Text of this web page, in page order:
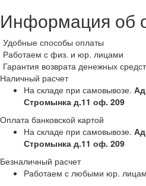
Информация об
Удобные способы оплаты
Работаем с физ. и юр. лицами
Гарантия возврата денежных
Наличный расчет
На складе при самовывозе.
Стромынка д.11 оф. 209
Оплата банковской картой
На складе при самовывозе.
Стромынка д.11 оф. 209
Безналичный расчет
Работаем с любыми юр.